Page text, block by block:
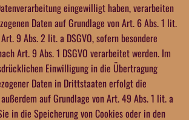
eingewilligt haben, verarbeiten
Daten auf Grundlage von Art. 6 Abs. 1 lit.
9 Abs. 2 lit. a DSGVO, sofern besondere
Art. 9 Abs. 1 DSGVO verarbeitet werden. Im
Einwilligung in die Übertragung
Daten in Drittstaaten erfolgt die
auf Grundlage von Art. 49 Abs. 1 lit. a
in die Speicherung von Cookies oder in den